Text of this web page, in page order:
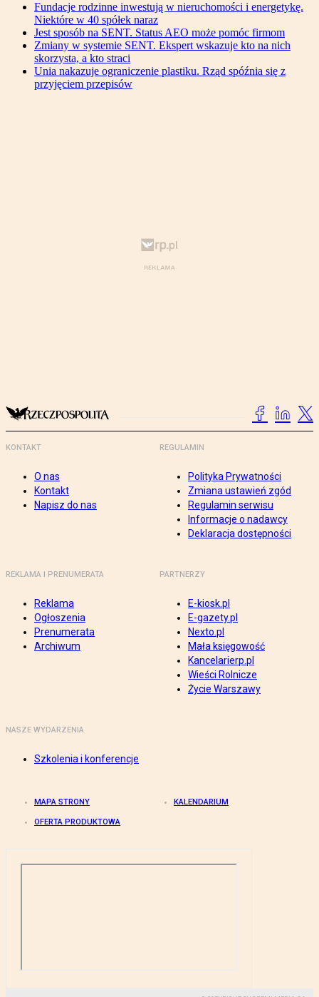
Fundacje rodzinne inwestują w nieruchomości i energetykę.
Niektóre w 40 spółek naraz
Jest sposób na SENT. Status AEO może pomóc firmom
Zmiany w systemie SENT. Ekspert wskazuje kto na nich
skorzysta, a kto straci
Unia nakazuje ograniczenie plastiku. Rząd spóźnia się z
przyjęciem przepisów
KONTAKT
O nas
Kontakt
Napisz do nas
REGULAMIN
Polityka Prywatności
Zmiana ustawień zgód
Regulamin serwisu
Informacje o nadawcy
Deklaracja dostępności
REKLAMA I PRENUMERATA
Reklama
Ogłoszenia
Prenumerata
Archiwum
PARTNERZY
E-kiosk.pl
E-gazety.pl
Nexto.pl
Mała księgowość
Kancelarierp.pl
Wieści Rolnicze
Życie Warszawy
NASZE WYDARZENIA
Szkolenia i konferencje
MAPA STRONY KALENDARIUM
OFERTA PRODUKTOWA